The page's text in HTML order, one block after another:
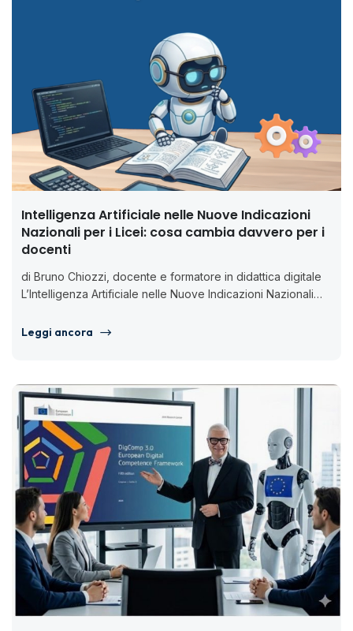
Intelligenza Artificiale nelle Nuove Indicazioni
Nazionali per i Licei: cosa cambia davvero per i
docenti
di Bruno Chiozzi, docente e formatore in didattica digitale
L’Intelligenza Artificiale nelle Nuove Indicazioni Nazionali
Leggi ancora